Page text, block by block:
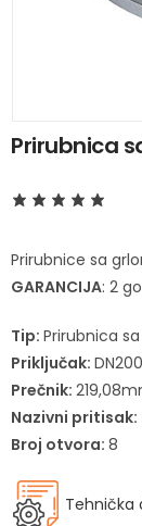
Prirubnica
Prirubnice sa
GARANCIJA: 2
Tip: Prirubnica
Priključak: DN200
Prečnik:
Nazivni pritisak:
Broj otvora: 8
Tehnička